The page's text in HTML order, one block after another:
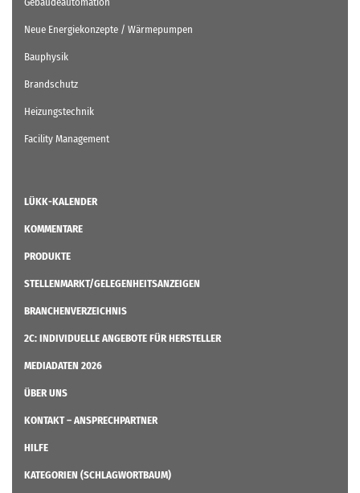
Neue Energiekonzepte / Wärmepumpen
Bauphysik
Brandschutz
Heizungstechnik
Facility Management
LÜKK-KALENDER
KOMMENTARE
PRODUKTE
STELLENMARKT/GELEGENHEITSANZEIGEN
BRANCHENVERZEICHNIS
2C: INDIVIDUELLE ANGEBOTE FÜR HERSTELLER
MEDIADATEN 2026
ÜBER UNS
KONTAKT – ANSPRECHPARTNER
HILFE
KATEGORIEN (SCHLAGWORTBAUM)